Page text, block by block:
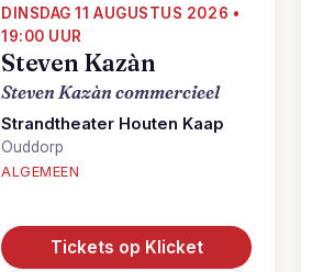
DINSDAG 11 AUGUSTUS 2026 •
19:00 UUR
Steven Kazàn
Steven Kazàn commercieel
Strandtheater Houten Kaap
Ouddorp
ALGEMEEN
Tickets op Klicket